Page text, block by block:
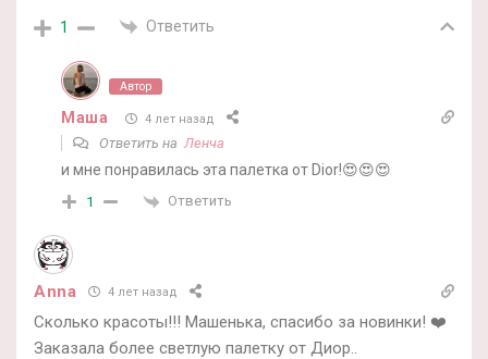
1 Ответить
Автор
Маша 4 лет назад
Ответить наЛенча
и мне понравилась эта палетка от Dior!😍😍😍
1 Ответить
Anna 4 лет назад
Сколько красоты!!! Машенька, спасибо за новинки! ❤️
Заказала более светлую палетку от Диор..